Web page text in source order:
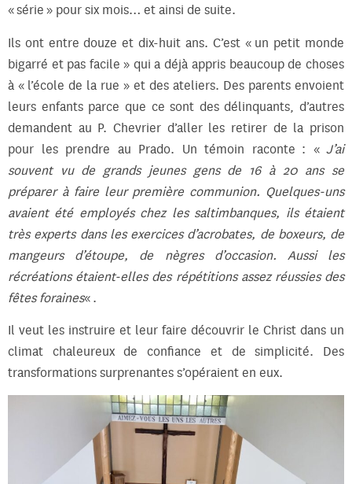
« série » pour six mois… et ainsi de suite.
Ils ont entre douze et dix-huit ans. C’est « un petit monde
bigarré et pas facile » qui a déjà appris beaucoup de choses
à « l’école de la rue » et des ateliers. Des parents envoient
leurs enfants parce que ce sont des délinquants, d’autres
demandent au P. Chevrier d’aller les retirer de la prison
pour les prendre au Prado. Un témoin raconte : « J’ai
souvent vu de grands jeunes gens de 16 à 20 ans se
préparer à faire leur première communion. Quelques-uns
avaient été employés chez les saltimbanques, ils étaient
très experts dans les exercices d’acrobates, de boxeurs, de
mangeurs d’étoupe, de nègres d’occasion. Aussi les
récréations étaient-elles des répétitions assez réussies des
fêtes foraines« .
Il veut les instruire et leur faire découvrir le Christ dans un
climat chaleureux de confiance et de simplicité. Des
transformations surprenantes s’opéraient en eux.